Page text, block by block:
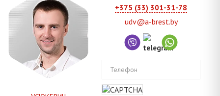
+375 (33) 301-31-78
udv@a-brest.by
Телефон